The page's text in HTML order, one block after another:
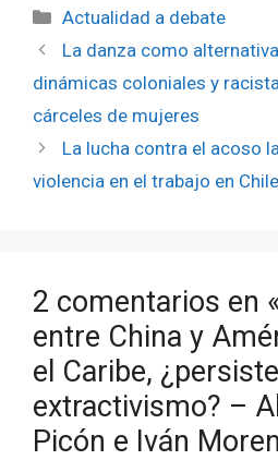
Categorías
Actualidad a debate
La danza como
dinámicas coloniales y
cárceles de mujeres
La lucha contra el acoso
violencia en el trabajo en Chile
2 comentarios en
entre China y
el Caribe,
extractivismo? –
Picón e Iván